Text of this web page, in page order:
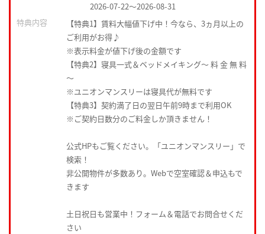
2026-07-22～2026-08-31
特典内容
【特典1】賃料大幅値下げ中！今なら、3ヵ月以上の
ご利用がお得♪
※表示料金が値下げ後の金額です
【特典2】寝具一式＆ベッドメイキング〜 料 金 無 料
〜
※ユニオンマンスリーは寝具代が無料です
【特典3】契約満了日の翌日午前9時まで利用OK
※ご契約日数分のご料金しか頂きません！
公式HPもご覧ください。「ユニオンマンスリー」で
検索！
非公開物件が多数あり。Webで空室確認＆申込もで
きます
土日祝日も営業中！フォーム＆電話でお問合せくだ
さい